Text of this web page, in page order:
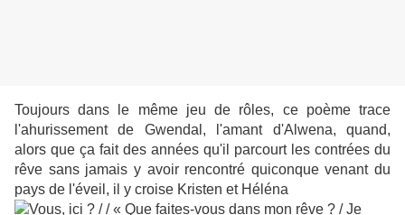
Toujours dans le même jeu de rôles, ce poème trace
l'ahurissement de Gwendal, l'amant d'Alwena, quand,
alors que ça fait des années qu'il parcourt les contrées du
rêve sans jamais y avoir rencontré quiconque venant du
pays de l'éveil, il y croise Kristen et Héléna